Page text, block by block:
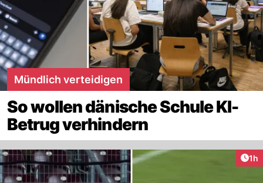
Mündlich verteidigen
So wollen dänische Schule KI-
Betrug verhindern
1h